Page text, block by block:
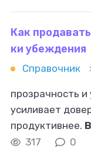
Как
ки убеждения
Справочник
прозрачность
усиливает
продуктивнее.
Отказы и
317 0